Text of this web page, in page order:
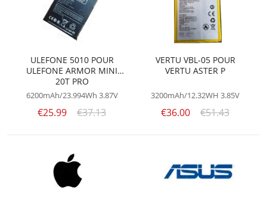
ULEFONE 5010 POUR
ULEFONE ARMOR MINI
20T PRO
6200mAh/23.994Wh 3.87V
€25.99 €37.13
VERTU VBL-05 POUR
VERTU ASTER P
3200mAh/12.32WH 3.85V
€36.00 €51.43